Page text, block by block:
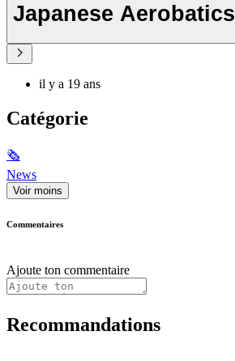
Japanese Aerobatics
il y a 19 ans
Catégorie
🗞
News
Voir moins
Commentaires
Ajoute ton commentaire
Recommandations